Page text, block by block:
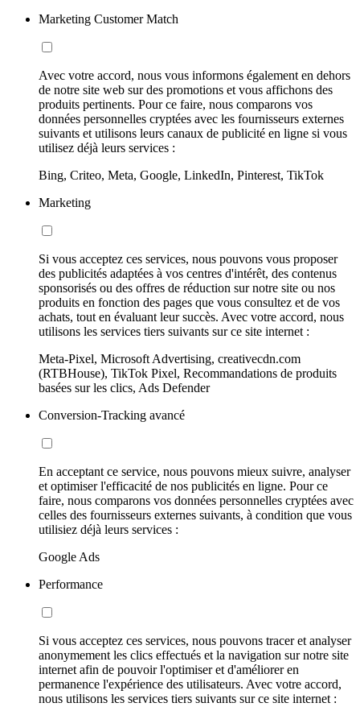
Marketing Customer Match
Avec votre accord, nous vous informons également en dehors
de notre site web sur des promotions et vous affichons des
produits pertinents. Pour ce faire, nous comparons vos
données personnelles cryptées avec les fournisseurs externes
suivants et utilisons leurs canaux de publicité en ligne si vous
utilisez déjà leurs services :
Bing, Criteo, Meta, Google, LinkedIn, Pinterest, TikTok
Marketing
Si vous acceptez ces services, nous pouvons vous proposer
des publicités adaptées à vos centres d'intérêt, des contenus
sponsorisés ou des offres de réduction sur notre site ou nos
produits en fonction des pages que vous consultez et de vos
achats, tout en évaluant leur succès. Avec votre accord, nous
utilisons les services tiers suivants sur ce site internet :
Meta-Pixel, Microsoft Advertising, creativecdn.com
(RTBHouse), TikTok Pixel, Recommandations de produits
basées sur les clics, Ads Defender
Conversion-Tracking avancé
En acceptant ce service, nous pouvons mieux suivre, analyser
et optimiser l'efficacité de nos publicités en ligne. Pour ce
faire, nous comparons vos données personnelles cryptées avec
celles des fournisseurs externes suivants, à condition que vous
utilisiez déjà leurs services :
Google Ads
Performance
Si vous acceptez ces services, nous pouvons tracer et analyser
anonymement les clics effectués et la navigation sur notre site
internet afin de pouvoir l'optimiser et d'améliorer en
permanence l'expérience des utilisateurs. Avec votre accord,
nous utilisons les services tiers suivants sur ce site internet :